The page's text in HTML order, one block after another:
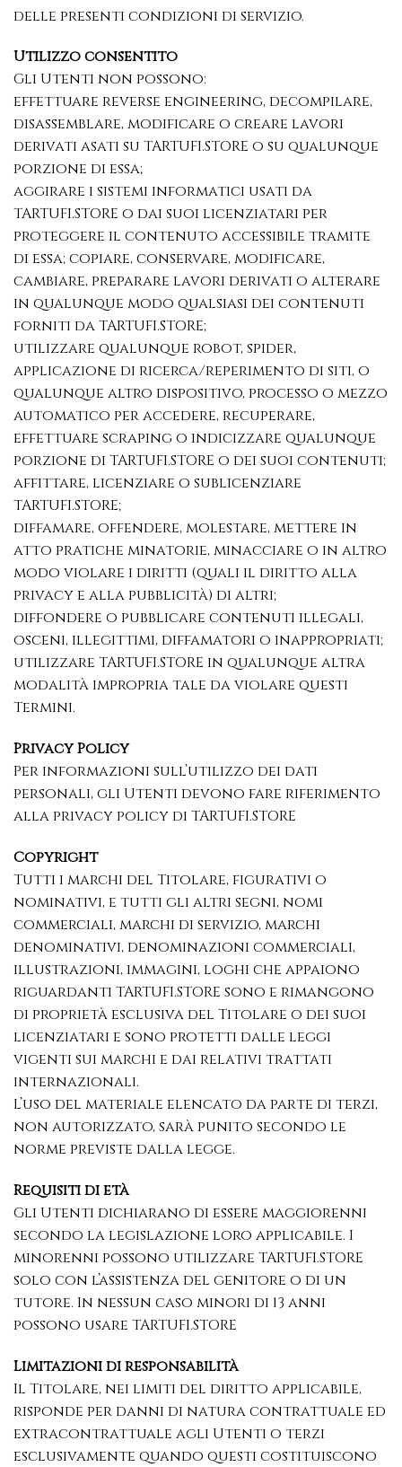
delle presenti condizioni di servizio.
Utilizzo consentito
Gli Utenti non possono:
effettuare reverse engineering, decompilare,
disassemblare, modificare o creare lavori
derivati asati su TARTUFI.STORE o su qualunque
porzione di essa;
aggirare i sistemi informatici usati da
TARTUFI.STORE o dai suoi licenziatari per
proteggere il contenuto accessibile tramite
di essa; copiare, conservare, modificare,
cambiare, preparare lavori derivati o alterare
in qualunque modo qualsiasi dei contenuti
forniti da TARTUFI.STORE;
utilizzare qualunque robot, spider,
applicazione di ricerca/reperimento di siti, o
qualunque altro dispositivo, processo o mezzo
automatico per accedere, recuperare,
effettuare scraping o indicizzare qualunque
porzione di TARTUFI.STORE o dei suoi contenuti;
affittare, licenziare o sublicenziare
TARTUFI.STORE;
diffamare, offendere, molestare, mettere in
atto pratiche minatorie, minacciare o in altro
modo violare i diritti (quali il diritto alla
privacy e alla pubblicità) di altri;
diffondere o pubblicare contenuti illegali,
osceni, illegittimi, diffamatori o inappropriati;
utilizzare TARTUFI.STORE in qualunque altra
modalità impropria tale da violare questi
Termini.
Privacy Policy
Per informazioni sull’utilizzo dei dati
personali, gli Utenti devono fare riferimento
alla privacy policy di TARTUFI.STORE
Copyright
Tutti i marchi del Titolare, figurativi o
nominativi, e tutti gli altri segni, nomi
commerciali, marchi di servizio, marchi
denominativi, denominazioni commerciali,
illustrazioni, immagini, loghi che appaiono
riguardanti TARTUFI.STORE sono e rimangono
di proprietà esclusiva del Titolare o dei suoi
licenziatari e sono protetti dalle leggi
vigenti sui marchi e dai relativi trattati
internazionali.
L’uso del materiale elencato da parte di terzi,
non autorizzato, sarà punito secondo le
norme previste dalla legge.
Requisiti di età
Gli Utenti dichiarano di essere maggiorenni
secondo la legislazione loro applicabile. I
minorenni possono utilizzare TARTUFI.STORE
solo con l’assistenza del genitore o di un
tutore. In nessun caso minori di 13 anni
possono usare TARTUFI.STORE
Limitazioni di responsabilità
Il Titolare, nei limiti del diritto applicabile,
risponde per danni di natura contrattuale ed
extracontrattuale agli Utenti o terzi
esclusivamente quando questi costituiscono